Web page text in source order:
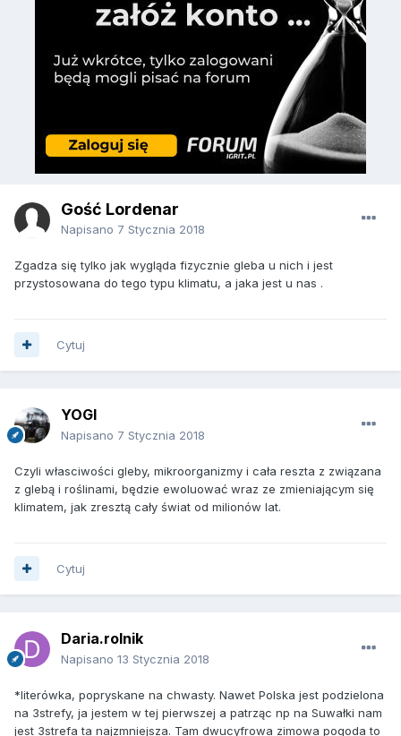
Gość Lordenar
Napisano 7 Stycznia 2018
Zgadza się tylko jak wygląda fizycznie gleba u nich i jest
przystosowana do tego typu klimatu, a jaka jest u nas .
Cytuj
YOGI
Napisano 7 Stycznia 2018
Czyli własciwości gleby, mikroorganizmy i cała reszta z związana
z glebą i roślinami, będzie ewoluować wraz ze zmieniającym się
klimatem, jak zresztą cały świat od milionów lat.
Cytuj
Daria.rolnik
Napisano 13 Stycznia 2018
*literówka, popryskane na chwasty. Nawet Polska jest podzielona
na 3strefy, ja jestem w tej pierwszej a patrząc np na Suwałki nam
jest 3strefa ta najzmniejsza. Tam dwucyfrowa zimowa pogoda to